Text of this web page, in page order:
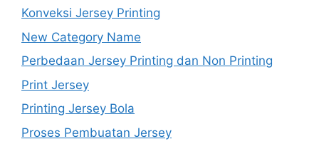
Konveksi Jersey Printing
New Category Name
Perbedaan Jersey Printing dan Non Printing
Print Jersey
Printing Jersey Bola
Proses Pembuatan Jersey